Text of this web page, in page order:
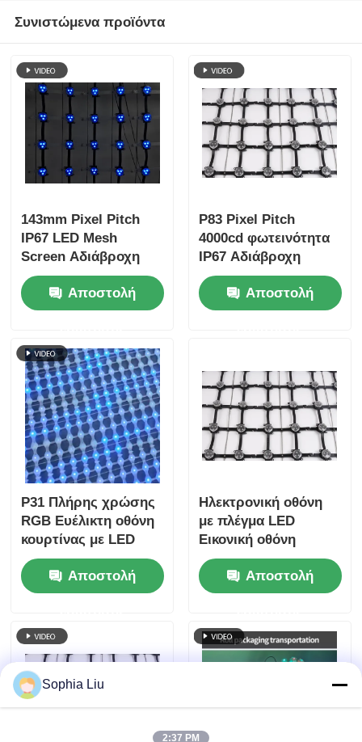
Συνιστώμενα προϊόντα
143mm Pixel Pitch
IP67 LED Mesh
Screen Αδιάβροχη
εξωτερική διαφανής
οθόνη για πολιτιστικά
τουριστικά έργα
Αποστολή
P83 Pixel Pitch
4000cd φωτεινότητα
IP67 Αδιάβροχη
οθόνη LED Mesh για
εξωτερική διαφήμιση
Αποστολή
P31 Πλήρης χρώσης
RGB Ευέλικτη οθόνη
κουρτίνας με LED
πλέγμα IP67
Αδιάβροχη DC12V για
εξωτερική
προσόφων κτιρίων
Αποστολή
Ηλεκτρονική οθόνη
με πλέγμα LED
Εικονική οθόνη
τοίχου βίντεο
Ευέλικτη εξωτερική
διαφανής κουρτίνα
για το κτίριο
Αποστολή
Sophia Liu
2:37 PM